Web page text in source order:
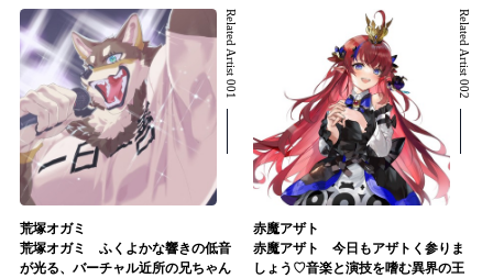
Related Artist 001
荒塚オガミ
荒塚オガミ ふくよかな響きの低音
が光る、バーチャル近所の兄ちゃん
Related Artist 002
赤魔アザト
赤魔アザト 今日もアザトく参りま
しょう♡音楽と演技を嗜む異界の王